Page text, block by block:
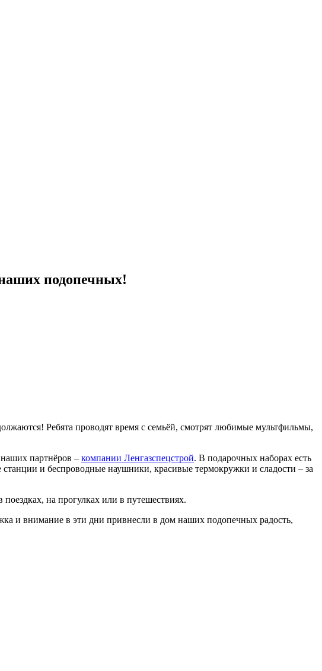
подопечных!
Ребята проводят время с семьёй, смотрят любимые мультфильмы,
партнёров – компании Ленгазспецстрой. В подарочных наборах есть
и беспроводные наушники, красивые термокружки и сладости – за
на прогулках или в путешествиях.
и внимание в эти дни привнесли в дом наших подопечных радость,